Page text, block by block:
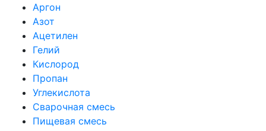
Аргон
Азот
Ацетилен
Гелий
Кислород
Пропан
Углекислота
Сварочная смесь
Пищевая смесь